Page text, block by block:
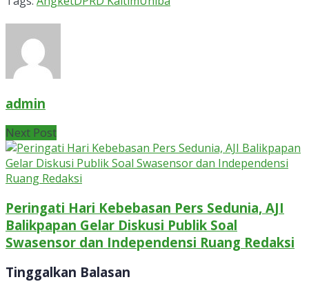
admin
Next Post
Peringati Hari Kebebasan Pers Sedunia, AJI
Balikpapan Gelar Diskusi Publik Soal
Swasensor dan Independensi Ruang Redaksi
Tinggalkan Balasan